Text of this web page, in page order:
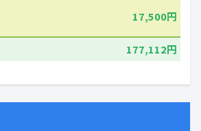
17,500円
177,112円